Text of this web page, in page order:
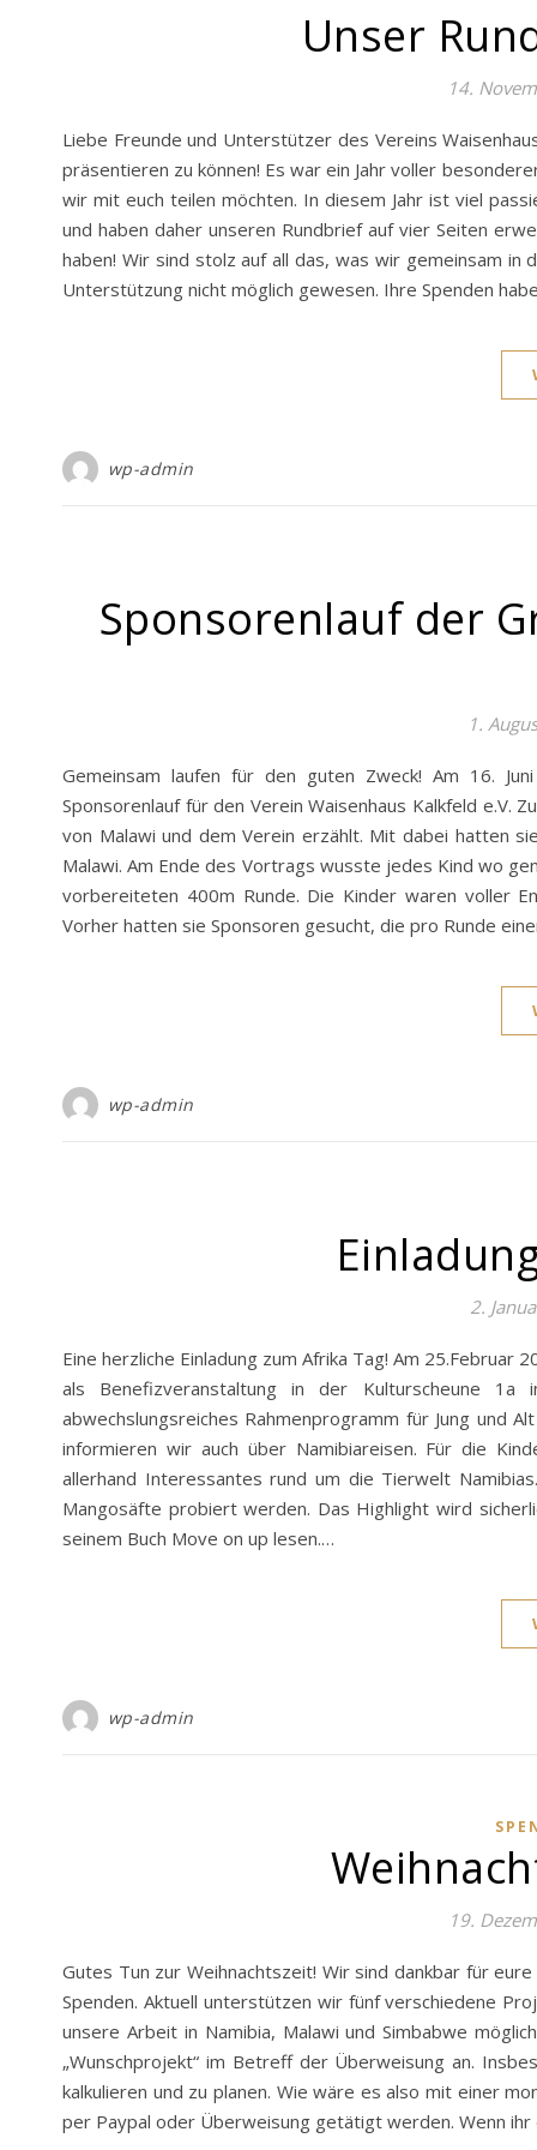
Unser
14.
Liebe Freunde und Unterstützer des Vereins
präsentieren zu können! Es war ein Jahr voller
wir mit euch teilen möchten. In diesem Jahr ist viel
und haben daher unseren Rundbrief auf vier Seiten
haben! Wir sind stolz auf all das, was wir gemeinsam in
Unterstützung nicht möglich gewesen. Ihre Spenden
wp-admin
Sponsorenlauf der
1.
Gemeinsam laufen für den guten Zweck! Am 16.
Sponsorenlauf für den Verein Waisenhaus Kalkfeld e.V.
von Malawi und dem Verein erzählt. Mit dabei hatten
Malawi. Am Ende des Vortrags wusste jedes Kind wo
vorbereiteten 400m Runde. Die Kinder waren voller
Vorher hatten sie Sponsoren gesucht, die pro Runde
wp-admin
2.
Eine herzliche Einladung zum Afrika Tag! Am 25.Februar
als Benefizveranstaltung in der Kulturscheune
abwechslungsreiches Rahmenprogramm für Jung und
informieren wir auch über Namibiareisen. Für die
allerhand Interessantes rund um die Tierwelt
Mangosäfte probiert werden. Das Highlight wird
seinem Buch Move on up lesen.…
wp-admin
19.
Gutes Tun zur Weihnachtszeit! Wir sind dankbar für
Spenden. Aktuell unterstützen wir fünf verschiedene
unsere Arbeit in Namibia, Malawi und Simbabwe
„Wunschprojekt“ im Betreff der Überweisung an.
kalkulieren und zu planen. Wie wäre es also mit einer
per Paypal oder Überweisung getätigt werden. Wenn